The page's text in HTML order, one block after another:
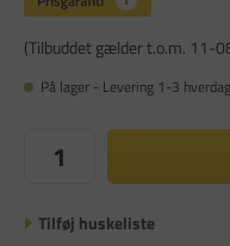
(Tilbuddet gælder t.o.m. 11-
På lager - Levering 1-3
Tilføj huskeliste